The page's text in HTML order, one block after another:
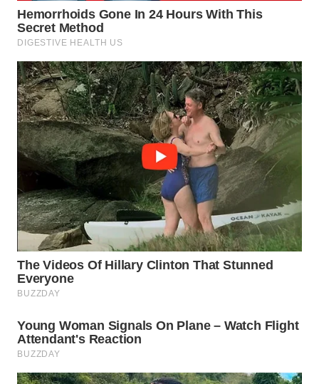
UTARA
WN
SAMOSIR
WN
PADANG
LAWAS
WN
SUMEDANG
WN
CIANJUR
WN
KEPULAUAN
SERIBU
WN
TANGERANG